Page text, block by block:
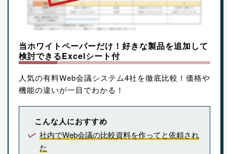
当ホワイトペーパーだけ！好きな製品を追加して
検討できるExcelシート付
人気の有料Web会議システム4社を徹底比較！価格や
機能の違いが一目でわかる！
こんな人におすすめ
社内でWeb会議の比較資料を作ってと依頼され
た